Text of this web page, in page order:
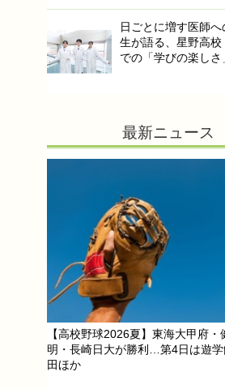
日ごとに増す医師
生が語る、星野高校
での「学びの楽しさ
最新ニュース
【高校野球2026夏】東海大甲府
明・長崎日大が勝利…第4日は遊学
田ほか